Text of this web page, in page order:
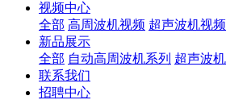
视频中心
全部 高周波机视频 超声波机视频
新品展示
全部 自动高周波机系列 超声波
联系我们
招聘中心